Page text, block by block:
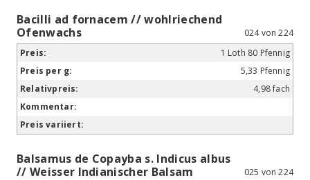
Bacilli ad fornacem // wohlriechend
Ofenwachs
024 von 224
1 Loth 80 Pfennig
5,33 Pfennig
4,98 fach
Balsamus de Copayba s. Indicus albus
// Weisser Indianischer Balsam
025 von 224